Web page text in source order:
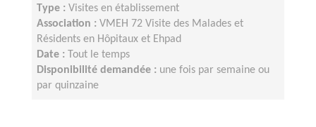
Type : Visites en établissement
Association : VMEH 72 Visite des Malades et
Résidents en Hôpitaux et Ehpad
Date :
Tout le temps
Disponibilité demandée : une fois par semaine ou
par quinzaine